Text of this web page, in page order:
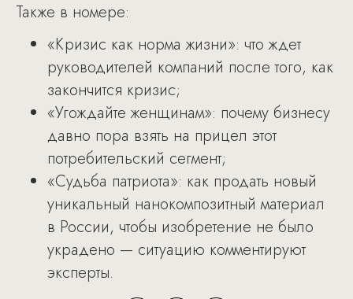
Также в номере:
«Кризис как норма жизни»: что ждет
руководителей компаний после того, как
закончится кризис;
«Угождайте женщинам»: почему бизнесу
давно пора взять на прицел этот
потребительский сегмент;
«Судьба патриота»: как продать новый
уникальный нанокомпозитный материал
в России, чтобы изобретение не было
украдено — ситуацию комментируют
эксперты.